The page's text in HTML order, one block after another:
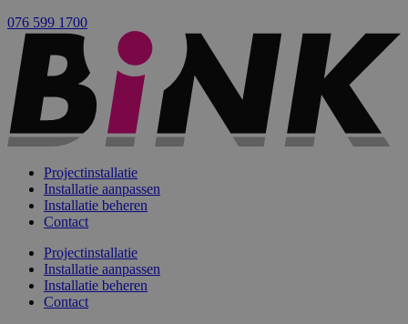
076 599 1700
Projectinstallatie
Installatie aanpassen
Installatie beheren
Contact
Projectinstallatie
Installatie aanpassen
Installatie beheren
Contact